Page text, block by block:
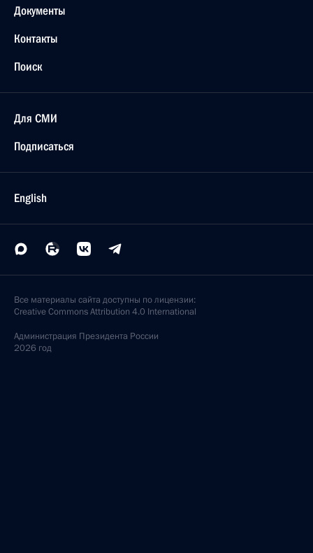
Документы
Контакты
Поиск
Для СМИ
Подписаться
English
Все материалы сайта доступны по лицензии:
Creative Commons Attribution 4.0 International
Администрация Президента России
2026 год